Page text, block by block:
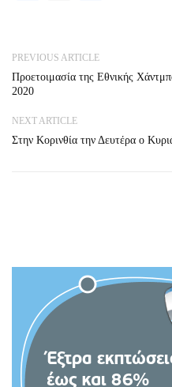
PREVIOUS ARTICLE
Προετοιμασία της Εθνικής
2020
NEXT ARTICLE
Στην Κορινθία την Δευτέρα ο